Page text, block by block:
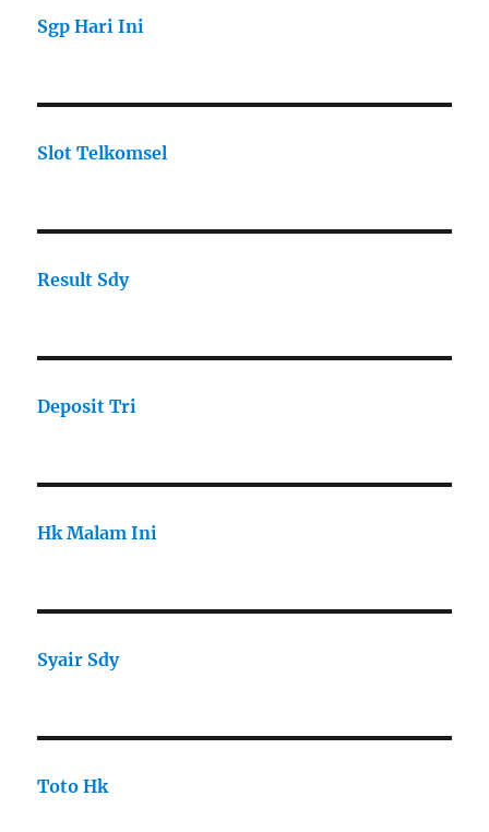
Sgp Hari Ini
Slot Telkomsel
Result Sdy
Deposit Tri
Hk Malam Ini
Syair Sdy
Toto Hk